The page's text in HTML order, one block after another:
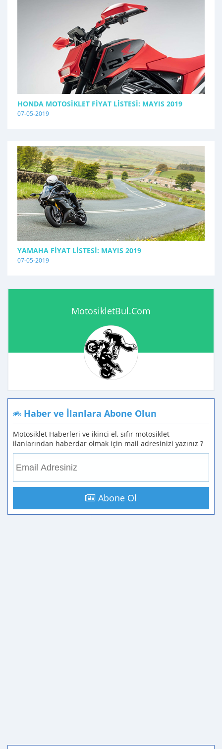
HONDA MOTOSIKLET FIYAT LISTESI: MAYIS 2019
07-05-2019
YAMAHA FIYAT LISTESI: MAYIS 2019
07-05-2019
MotosikletBul.Com
Haber ve İlanlara Abone Olun
Motosiklet Haberleri ve ikinci el, sıfır motosiklet
ilanlarından haberdar olmak için mail adresinizi yazınız ?
Abone Ol